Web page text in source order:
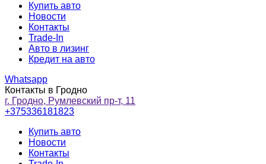
Купить авто
Новости
Контакты
Trade-In
Авто в лизинг
Кредит на авто
Whatsapp
Контакты в Гродно
г. Гродно, Румлевский пр-т, 11
+375336181823
Купить авто
Новости
Контакты